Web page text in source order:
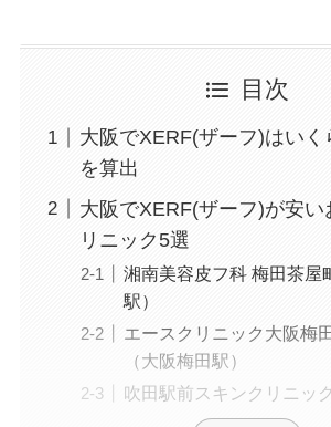
タ注射、いぼ除去、医療脱毛
目次
大阪でXERF(ザーフ)はいく
を算出
大阪でXERF(ザーフ)が安い
リニック5選
湘南美容皮フ科 梅田茶屋
駅）
エースクリニック大阪梅
（大阪梅田駅）
吹田駅前スキンクリニッ